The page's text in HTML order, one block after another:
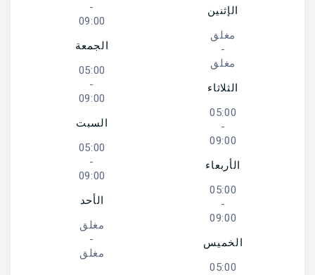
الإثنين
مغلق
-
مغلق
الثلاثاء
05:00
-
09:00
الأربعاء
05:00
-
09:00
الخميس
05:00
-
09:00
الجمعة
05:00
-
09:00
السبت
05:00
-
09:00
الأحد
مغلق
-
مغلق